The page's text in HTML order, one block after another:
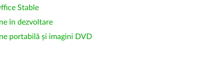
Stable
în dezvoltare
portabilă și imagini DVD